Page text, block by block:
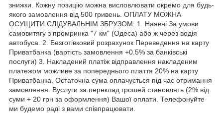
знижки. Кожну позицію можна висловлювати окремо для будь-
якого замовлення від 500 гривень. ОПЛАТУ МОЖНА
ОСУЩИТИ СЛІДУВАЛЬНІМ ЗБРУЗОМ: 1. Наявні За умови
самовитягу з промринка "7 км" (Одеса) або ж через водія
автобуса. 2. Безготівковий розрахунок Переведення на карту
Приватбанка (вартість замовлення +0.5% за банківські
послуги) 3. Накладений платіж відправлення накладеним
платежом можливе за попереднього плаття 20% на карту
Приватбанка. Остаточна сума оплачується під час отримання
замовлення. Вуслуги за переклад грошей становлять (2% від
суми + 20 грн за оформлення) Вашої оплати. Телефонуйте
ми будемо раді з вами співпрацювати.